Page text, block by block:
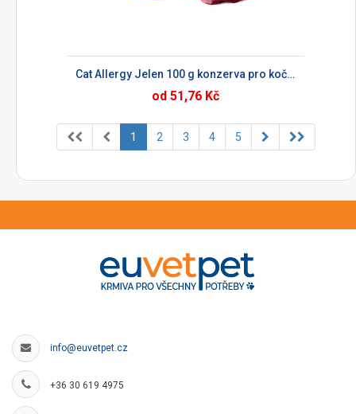
Cat Allergy Jelen 100 g konzerva pro kočky
od 51,76 Kč
1 2 3 4 5
info@euvetpet.cz
+36 30 619 4975